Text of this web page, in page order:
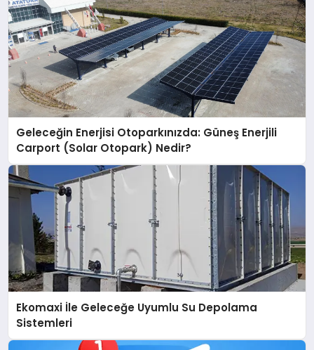
Geleceğin Enerjisi Otoparkınızda: Güneş Enerjili
Carport (Solar Otopark) Nedir?
Ekomaxi İle Geleceğe Uyumlu Su Depolama
Sistemleri